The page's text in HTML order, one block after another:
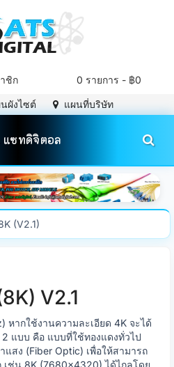
0 รายการ - ฿0
ชิก
ผังไซต์ แผนที่บริษัท
แซทดิจิตอล
(V2.1)
V2.1
หากใช้งานความละเอียด 4K จะได้
2 แบบ คือ แบบที่ใช้ทองแดงทั่วไป
สง (Fiber Optic) เพื่อให้สามารถ
เช่น 8K (7680x4320) ได้ไกลโดย